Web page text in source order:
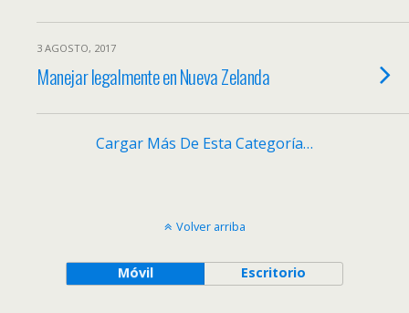
3 AGOSTO, 2017
Manejar legalmente en Nueva Zelanda
Cargar Más De Esta Categoría…
Volver arriba
Móvil Escritorio